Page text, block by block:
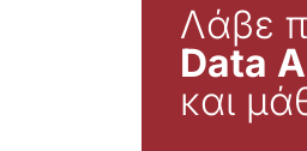
Λάβε
Data
και